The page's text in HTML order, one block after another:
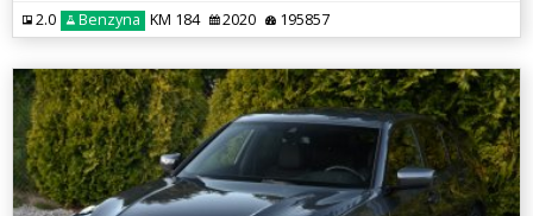
2.0 Benzyna KM 184 2020 195857